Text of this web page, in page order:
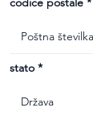
stato